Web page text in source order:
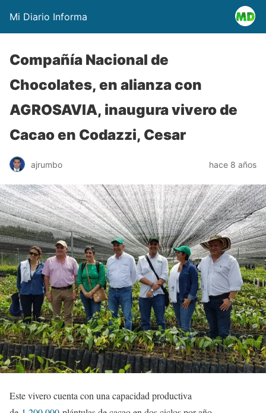
Mi Diario Informa
Compañía Nacional de
Chocolates, en alianza con
AGROSAVIA, inaugura vivero de
Cacao en Codazzi, Cesar
ajrumbo hace 8 años
Este vivero cuenta con una capacidad productiva